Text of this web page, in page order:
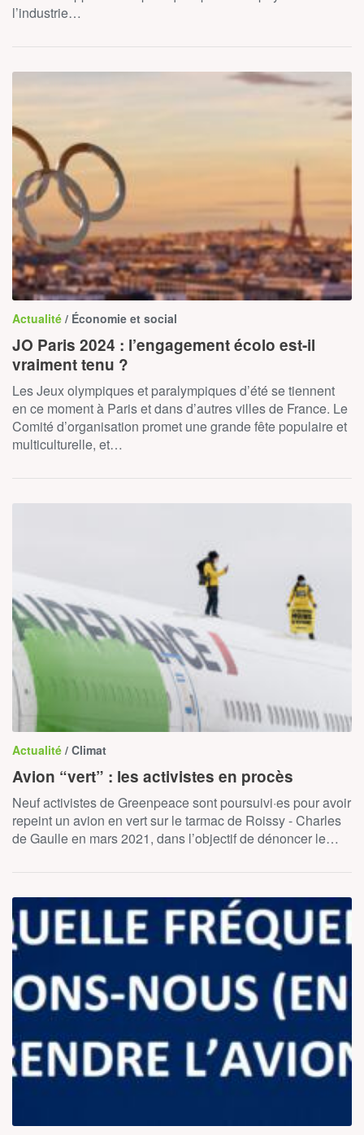
l’industrie…
Actualité / Économie et social
JO Paris 2024 : l’engagement écolo est-il
vraiment tenu ?
Les Jeux olympiques et paralympiques d’été se tiennent
en ce moment à Paris et dans d’autres villes de France. Le
Comité d’organisation promet une grande fête populaire et
multiculturelle, et…
Actualité / Climat
Avion “vert” : les activistes en procès
Neuf activistes de Greenpeace sont poursuivi·es pour avoir
repeint un avion en vert sur le tarmac de Roissy - Charles
de Gaulle en mars 2021, dans l’objectif de dénoncer le…